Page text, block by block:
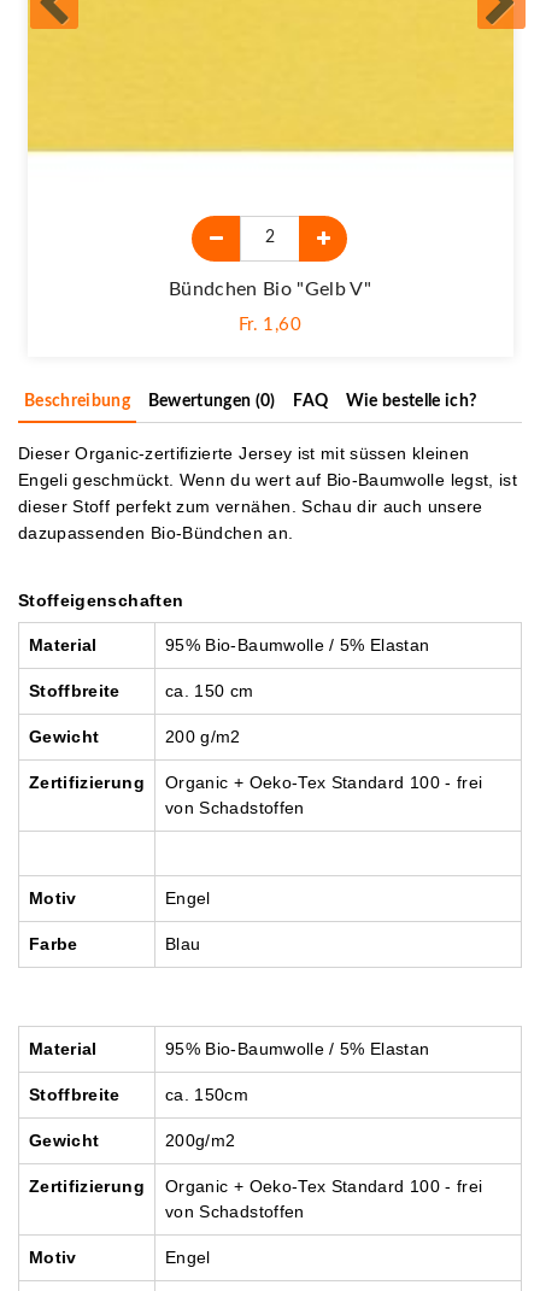
Bündchen Bio "gelb V"
Fr. 1,60
Beschreibung Bewertungen (0) FAQ Wie bestelle ich?
Dieser Organic-zertifizierte Jersey ist mit süssen kleinen
Engeli geschmückt. Wenn du wert auf Bio-Baumwolle legst, ist
dieser Stoff perfekt zum vernähen. Schau dir auch unsere
dazupassenden Bio-Bündchen an.
Stoffeigenschaften
Material 95% Bio-Baumwolle / 5% Elastan
Stoffbreite ca. 150 cm
Gewicht 200 g/m2
Zertifizierung
Organic + Oeko-Tex Standard 100 - frei
von Schadstoffen
Motiv Engel
Farbe Blau
Material 95% Bio-Baumwolle / 5% Elastan
Stoffbreite ca. 150cm
Gewicht 200g/m2
Zertifizierung
Organic + Oeko-Tex Standard 100 - frei
von Schadstoffen
Motiv Engel